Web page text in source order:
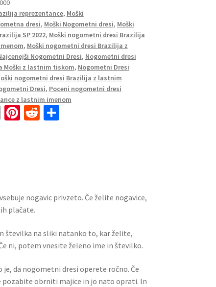
reprezentance, Moški
dresi, Moški Nogometni dresi, Moški
SP 2022, Moški nogometni dresi Brazilija
, Moški nogometni dresi Brazilija z
Nogometni Dresi, Nogometni dresi
Moški z lastnim tiskom, Nogometni Dresi
nogometni dresi Brazilija z lastnim
Dresi, Poceni nogometni dresi
z lastnim imenom
E Pi R S
nogavic privzeto. Če želite nogavice,
plačate.
številka na sliki natanko to, kar želite,
ni, potem vnesite želeno ime in številko.
da nogometni dresi operete ročno. Če
obrniti majice in jo nato oprati. In